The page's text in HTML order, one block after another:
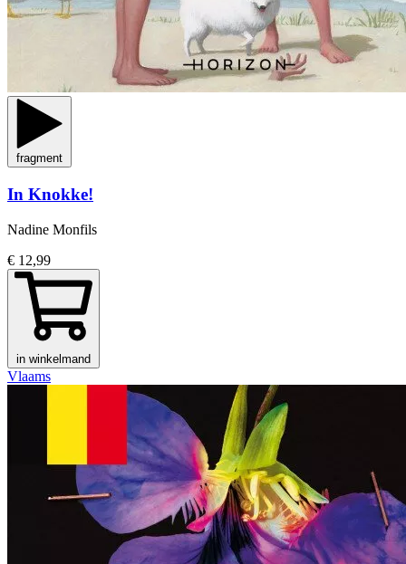
fragment
In Knokke!
Nadine Monfils
€ 12,99
in winkelmand
Vlaams